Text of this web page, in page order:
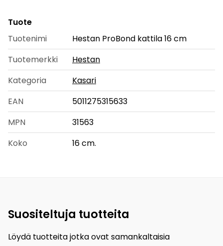
Tuote
Tuotenimi
Hestan ProBond kattila 16 cm
Tuotemerkki
Hestan
Kategoria
Kasari
EAN
5011275315633
MPN
31563
Koko
16 cm.
Suositeltuja tuotteita
Löydä tuotteita jotka ovat samankaltaisia